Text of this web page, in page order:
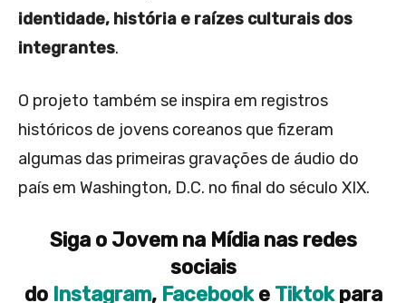
identidade, história e raízes culturais dos
integrantes.
O projeto também se inspira em registros
históricos de jovens coreanos que fizeram
algumas das primeiras gravações de áudio do
país em Washington, D.C. no final do século XIX.
Siga o Jovem na Mídia nas redes
sociais
do Instagram, Facebooke Tiktokpara